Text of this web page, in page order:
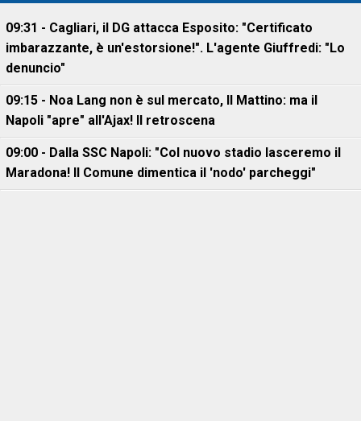
09:31 - Cagliari, il DG attacca Esposito: "Certificato
imbarazzante, è un'estorsione!". L'agente Giuffredi: "Lo
denuncio"
09:15 - Noa Lang non è sul mercato, Il Mattino: ma il
Napoli "apre" all'Ajax! Il retroscena
09:00 - Dalla SSC Napoli: "Col nuovo stadio lasceremo il
Maradona! Il Comune dimentica il 'nodo' parcheggi"